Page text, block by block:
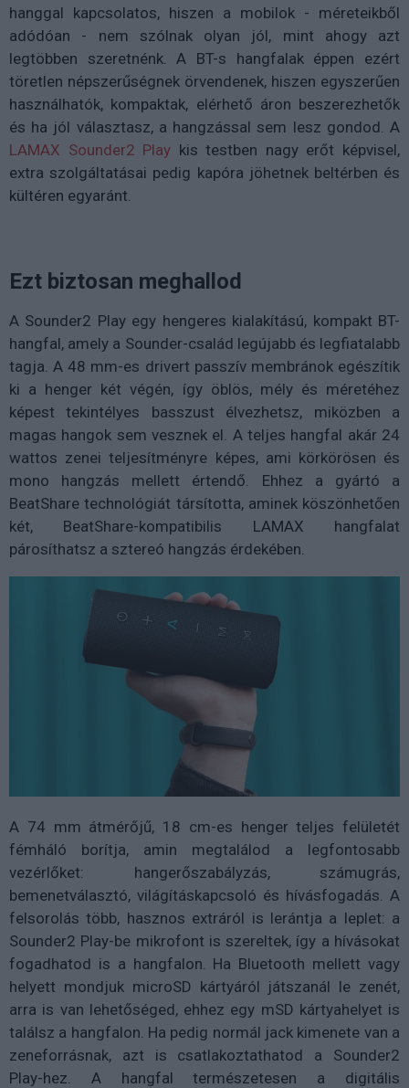
hanggal kapcsolatos, hiszen a mobilok - méreteikből
adódóan - nem szólnak olyan jól, mint ahogy azt
legtöbben szeretnénk. A BT-s hangfalak éppen ezért
töretlen népszerűségnek örvendenek, hiszen egyszerűen
használhatók, kompaktak, elérhető áron beszerezhetők
és ha jól választasz, a hangzással sem lesz gondod. A
LAMAX Sounder2 Play kis testben nagy erőt képvisel,
extra szolgáltatásai pedig kapóra jöhetnek beltérben és
kültéren egyaránt.
Ezt biztosan meghallod
A Sounder2 Play egy hengeres kialakítású, kompakt BT-
hangfal, amely a Sounder-család legújabb és legfiatalabb
tagja. A 48 mm-es drivert passzív membránok egészítik
ki a henger két végén, így öblös, mély és méretéhez
képest tekintélyes basszust élvezhetsz, miközben a
magas hangok sem vesznek el. A teljes hangfal akár 24
wattos zenei teljesítményre képes, ami körkörösen és
mono hangzás mellett értendő. Ehhez a gyártó a
BeatShare technológiát társította, aminek köszönhetően
két, BeatShare-kompatibilis LAMAX hangfalat
párosíthatsz a sztereó hangzás érdekében.
A 74 mm átmérőjű, 18 cm-es henger teljes felületét
fémháló borítja, amin megtalálod a legfontosabb
vezérlőket: hangerőszabályzás, számugrás,
bemenetválasztó, világításkapcsoló és hívásfogadás. A
felsorolás több, hasznos extráról is lerántja a leplet: a
Sounder2 Play-be mikrofont is szereltek, így a hívásokat
fogadhatod is a hangfalon. Ha Bluetooth mellett vagy
helyett mondjuk microSD kártyáról játszanál le zenét,
arra is van lehetőséged, ehhez egy mSD kártyahelyet is
találsz a hangfalon. Ha pedig normál jack kimenete van a
zeneforrásnak, azt is csatlakoztathatod a Sounder2
Play-hez. A hangfal természetesen a digitális